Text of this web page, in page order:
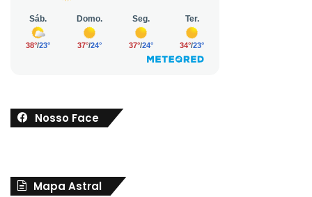
Nosso Face
Mapa Astral